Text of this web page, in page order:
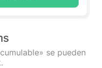
se pueden